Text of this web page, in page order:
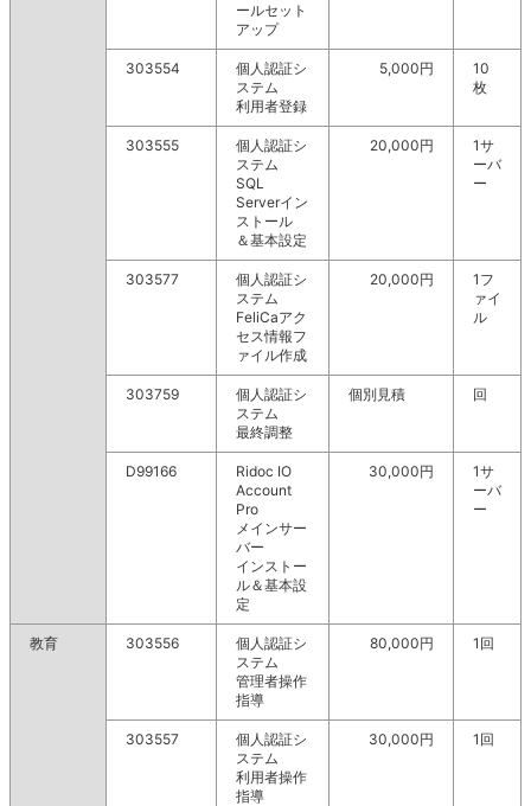
ールセット
アップ
303554
個人認証シ
ステム
利用者登録
5,000円
10
枚
303555
個人認証シ
ステム
SQL
Serverイン
ストール
＆基本設定
20,000円
1サ
ーバ
ー
303577
個人認証シ
ステム
FeliCaアク
セス情報フ
ァイル作成
20,000円
1フ
ァイ
ル
303759
個人認証シ
ステム
最終調整
個別見積 回
D99166
Ridoc IO
Account
Pro
メインサー
バー
インストー
ル＆基本設
定
30,000円
1サ
ーバ
ー
教育 303556
個人認証シ
ステム
管理者操作
指導
80,000円 1回
303557
個人認証シ
ステム
利用者操作
指導
30,000円 1回